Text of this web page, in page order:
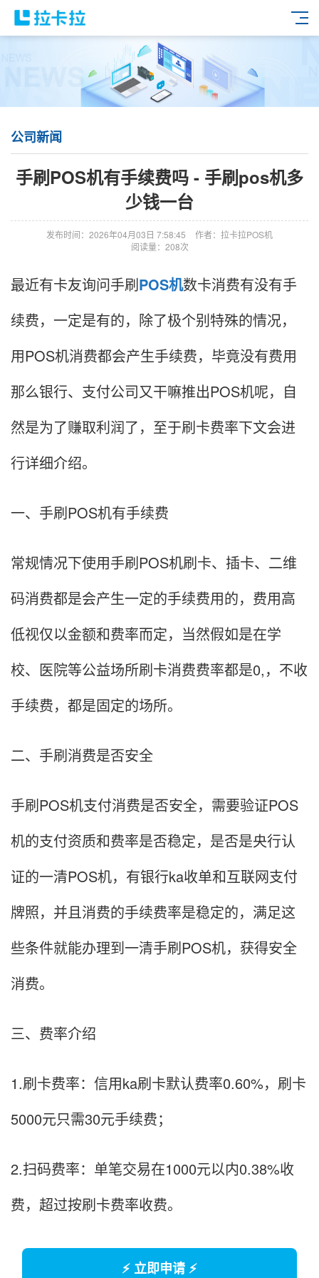
公司新闻
手刷POS机有手续费吗 - 手刷pos机多
少钱一台
发布时间：2026年04月03日 7:58:45
作者：拉卡拉POS机
阅读量：208次
最近有卡友询问手刷POS机数卡消费有没有手
续费，一定是有的，除了极个别特殊的情况，
用POS机消费都会产生手续费，毕竟没有费用
那么银行、支付公司又干嘛推出POS机呢，自
然是为了赚取利润了，至于刷卡费率下文会进
行详细介绍。
一、手刷POS机有手续费
常规情况下使用手刷POS机刷卡、插卡、二维
码消费都是会产生一定的手续费用的，费用高
低视仅以金额和费率而定，当然假如是在学
校、医院等公益场所刷卡消费费率都是0,，不收
手续费，都是固定的场所。
二、手刷消费是否安全
手刷POS机支付消费是否安全，需要验证POS
机的支付资质和费率是否稳定，是否是央行认
证的一清POS机，有银行ka收单和互联网支付
牌照，并且消费的手续费率是稳定的，满足这
些条件就能办理到一清手刷POS机，获得安全
消费。
三、费率介绍
1.刷卡费率：信用ka刷卡默认费率0.60%，刷卡
5000元只需30元手续费；
2.扫码费率：单笔交易在1000元以内0.38%收
费，超过按刷卡费率收费。
⚡ 立即申请 ⚡